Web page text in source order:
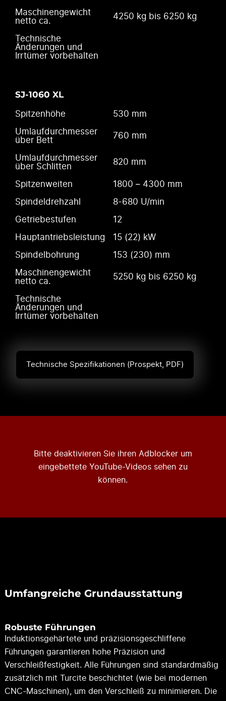
Maschinengewicht
netto ca.
4250 kg bis 6250 kg
Technische
Änderungen und
Irrtümer vorbehalten
SJ-1060 XL
Spitzenhöhe 530 mm
Umlaufdurchmesser
über Bett
760 mm
Umlaufdurchmesser
über Schlitten
820 mm
Spitzenweiten 1800 – 4300 mm
Spindeldrehzahl 8-680 U/min
Getriebestufen 12
Hauptantriebsleistung 15 (22) kW
Spindelbohrung 153 (230) mm
Maschinengewicht
netto ca.
5250 kg bis 6250 kg
Technische
Änderungen und
Irrtümer vorbehalten
Technische Spezifikationen (Prospekt, PDF)
Bitte deaktivieren Sie ihren Adblocker um
eingebettete YouTube-Videos sehen zu
können.
Umfangreiche Grundausstattung
Robuste Führungen
Induktionsgehärtete und präzisionsgeschliffene
Führungen garantieren hohe Präzision und
Verschleißfestigkeit. Alle Führungen sind standardmäßig
zusätzlich mit Turcite beschichtet (wie bei modernen
CNC-Maschinen), um den Verschleiß zu minimieren. Die